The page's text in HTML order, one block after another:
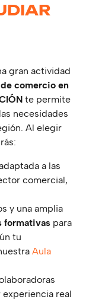
gran actividad
comercio en
te permite
necesidades
Al elegir
a las
comercial,
y una amplia
formativas para
tu
Aula
real